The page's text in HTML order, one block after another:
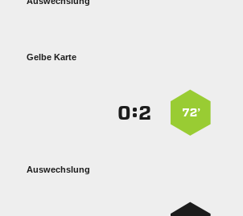
Gelbe Karte
72’
:
Auswechslung